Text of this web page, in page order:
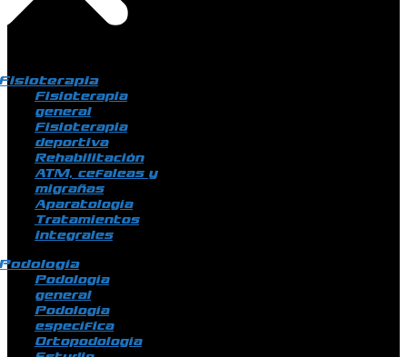
Fisioterapia
general
Fisioterapia
deportiva
Rehabilitación
ATM, cefaleas y
migrañas
Aparatología
Tratamientos
integrales
Podología
general
Podología
específica
Ortopodología